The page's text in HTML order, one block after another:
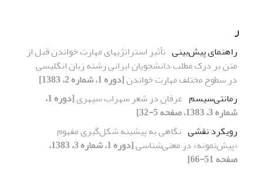
ر
راهنمای پیش‌بینی تأثیر استراتژیهای مهارت خواندن قبل از
متن بر درک مطلب دانشجویان ایرانی رشته زبان انگلیسی
در سطوح مختلف مهارت خواندن[دوره 1، شماره 2، 1383]
رمانتی‌سیسم عرفان در شعر سهراب سپهری
[دوره 1،
شماره 3، 1383، صفحه 5-32]
رویکرد نقشی نگاهی به پیشینه شکل‌گیری مفهوم
«پیش‌نمونه» در معنی‌شناسی
[دوره 1، شماره 3، 1383،
صفحه 51-66]